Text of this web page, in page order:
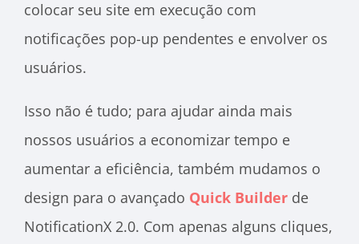
colocar seu site em execução com
notificações pop-up pendentes e envolver os
usuários.
Isso não é tudo; para ajudar ainda mais
nossos usuários a economizar tempo e
aumentar a eficiência, também mudamos o
design para o avançado Quick Builder de
NotificationX 2.0. Com apenas alguns cliques,